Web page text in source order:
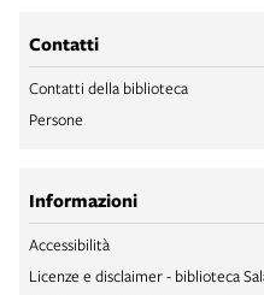
Contatti
Contatti della biblioteca
Persone
Informazioni
Accessibilità
Licenze e disclaimer - biblioteca